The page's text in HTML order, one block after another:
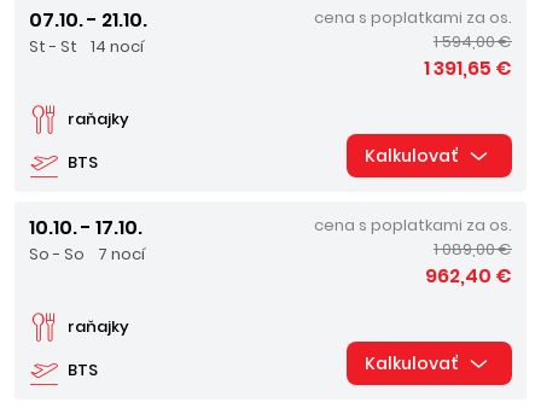
07.10. - 21.10.
St - St 14 nocí
BTS
raňajky
cena s poplatkami za os.
1 594,00 €
1 391,65 €
Kalkulovať
10.10. - 17.10.
So - So 7 nocí
BTS
raňajky
cena s poplatkami za os.
1 089,00 €
962,40 €
Kalkulovať